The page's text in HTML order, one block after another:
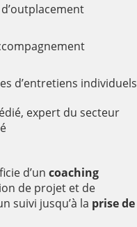
d’entretiens individuels
expert du secteur
d’un coaching
de projet et de
suivi jusqu’à la prise de